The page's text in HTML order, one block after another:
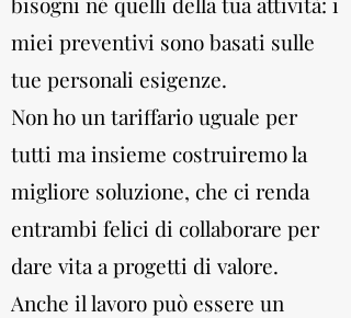
miei preventivi sono basati sulle
tue personali esigenze.
Non ho un tariffario uguale per
tutti ma insieme costruiremo la
migliore soluzione, che ci renda
entrambi felici di collaborare per
dare vita a progetti di valore.
Anche il lavoro può essere un